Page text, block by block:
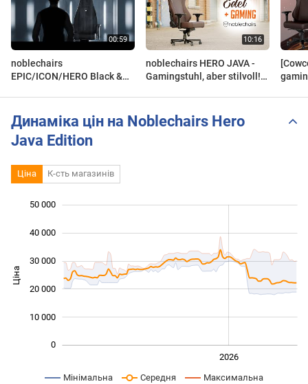
noblechairs
EPIC/ICON/HERO Black &
noblechairs HERO JAVA -
Gamingstuhl, aber stilvoll!
Динаміка цін на Noblechairs Hero
Java Edition
Ціна К-сть магазинів
Ціна
0
10 000
20 000
30 000
40 000
50 000
2026
Мінімальна Середня Максимальна